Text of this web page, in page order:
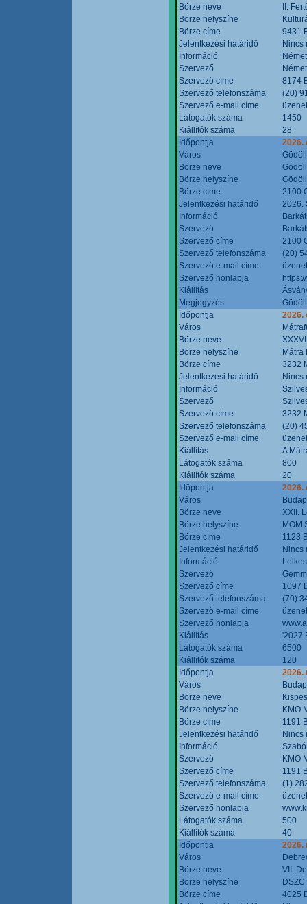
Börze neve
II.
Börze helyszíne
Börze címe
9431
Jelentkezési határidő
Nincs
Információ
Szervező
Szervező címe
8174
Szervező telefonszáma
(20)
Szervező e-mail címe
Látogatók száma
1450
Kiállítók száma
28
Időpontja
2026.
Város
Börze neve
Börze helyszíne
Börze címe
2100
Jelentkezési határidő
2026.
Információ
Szervező
Szervező címe
2100
Szervező telefonszáma
(20)
Szervező e-mail címe
Szervező honlapja
Kiállítás
Megjegyzés
Időpontja
2026.
Város
Börze neve
Börze helyszíne
Mátra
Börze címe
3232
Jelentkezési határidő
Nincs
Információ
Szervező
Szervező címe
3232
Szervező telefonszáma
(20)
Szervező e-mail címe
Kiállítás
A
Látogatók száma
800
Kiállítók száma
20
Időpontja
2026.
Város
Börze neve
XXII.
Börze helyszíne
MOM
Börze címe
1123
Jelentkezési határidő
Nincs
Információ
Szervező
Szervező címe
1097
Szervező telefonszáma
(70)
Szervező e-mail címe
Szervező honlapja
Kiállítás
'2027
Látogatók száma
6500
Kiállítók száma
120
Időpontja
2026.
Város
Börze neve
Börze helyszíne
KMO
Börze címe
1191
Jelentkezési határidő
Nincs
Információ
Szervező
KMO
Szervező címe
1191
Szervező telefonszáma
(1)
Szervező e-mail címe
Szervező honlapja
Látogatók száma
500
Kiállítók száma
40
Időpontja
2026.
Város
Börze neve
VII.
Börze helyszíne
Börze címe
4025